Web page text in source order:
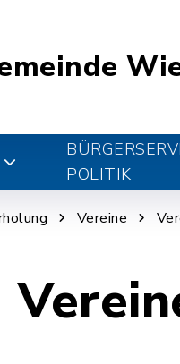
POLITIK
Vereine